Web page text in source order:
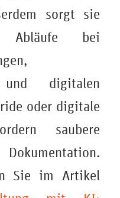
sorgt sie
Abläufe bei
und digitalen
oder digitale
saubere
Sie im Artikel